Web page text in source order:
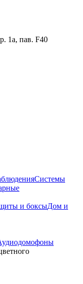
1а, пав. F40
Системы
и боксыДом и